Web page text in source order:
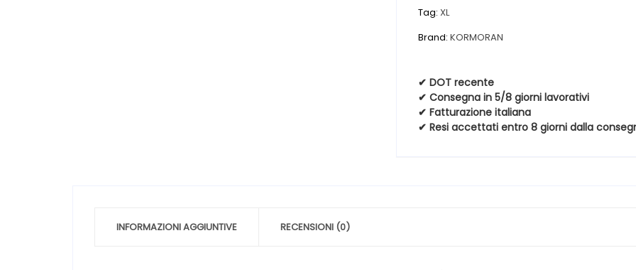
XL
55
97W
quantità
Tag: XL
Brand: KORMORAN
✔ DOT recente
✔ Consegna in 5/8 giorni lavorativi
✔ Fatturazione italiana
✔ Resi accettati entro 8 giorni dalla
INFORMAZIONI AGGIUNTIVE RECENSIONI (0)